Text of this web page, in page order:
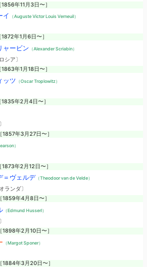
年11月3日〜］
イ （Auguste Victor Louis Verneuil）
年1月6日〜］
ャービン （Alexander Scriabin）
シア〕
年1月18日〜］
ッツ （Oscar Troplowitz）
年2月4日〜］
年3月27日〜］
）
年2月12日〜］
＝ヴェルデ（Theodoor van de Velde）
ランダ〕
年4月8日〜］
（Edmund Husserl）
年2月10日〜］
（Margot Sponer）
年3月20日〜］